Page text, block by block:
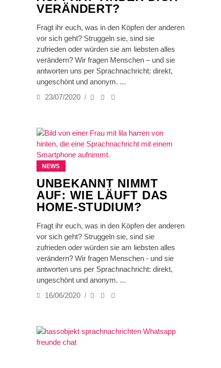
VERÄNDERT?
Fragt ihr euch, was in den Köpfen der anderen
vor sich geht? Struggeln sie, sind sie
zufrieden oder würden sie am liebsten alles
verändern? Wir fragen Menschen – und sie
antworten uns per Sprachnachricht: direkt,
ungeschönt und anonym.
23/07/2020
NEWS
UNBEKANNT NIMMT
AUF: WIE LÄUFT DAS
HOME-STUDIUM?
Fragt ihr euch, was in den Köpfen der anderen
vor sich geht? Struggeln sie, sind sie
zufrieden oder würden sie am liebsten alles
verändern? Wir fragen Menschen - und sie
antworten uns per Sprachnachricht: direkt,
ungeschönt und anonym.
16/06/2020